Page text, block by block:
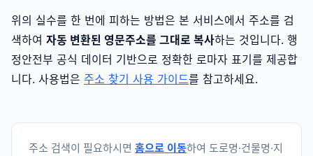
위의 실수를 한 번에 피하는 방법은 본 서비스에서 주소를 검
색하여 자동 변환된 영문주소를 그대로 복사하는 것입니다. 행
정안전부 공식 데이터 기반으로 정확한 로마자 표기를 제공합
니다. 사용법은 주소 찾기 사용 가이드를 참고하세요.
주소 검색이 필요하시면 홈으로 이동하여 도로명·건물명·지